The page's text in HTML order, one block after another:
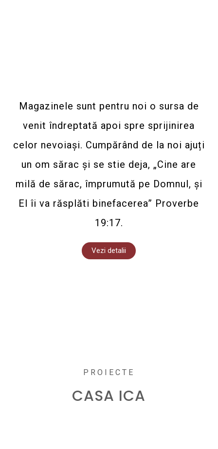
Magazinele sunt pentru noi o sursa de
venit îndreptată apoi spre sprijinirea
celor nevoiași. Cumpărând de la noi ajuți
un om sărac și se stie deja, „Cine are
milă de sărac, împrumută pe Domnul, şi
El îi va răsplăti binefacerea” Proverbe
19:17.
Vezi detalii
PROIECTE
CASA ICA